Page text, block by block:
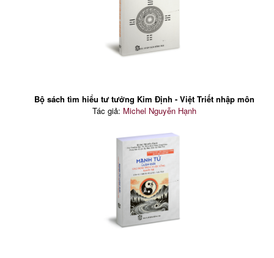
Bộ sách tìm hiểu tư tưởng Kim Định - Việt Triết nhập môn
Tác giả: Michel Nguyễn Hạnh